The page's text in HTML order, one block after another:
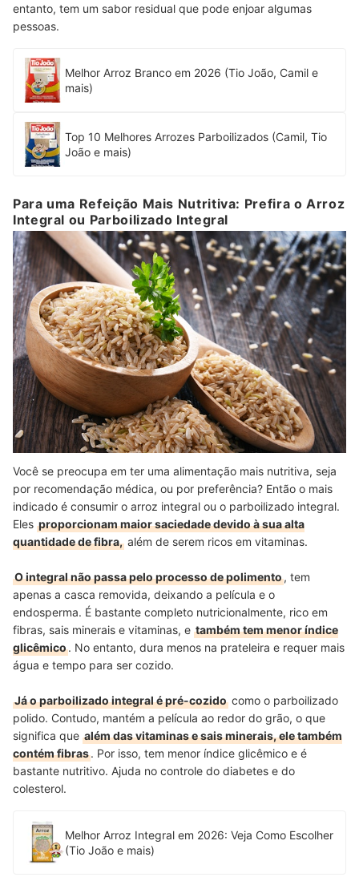
entanto, tem um sabor residual que pode enjoar algumas
pessoas.
Melhor Arroz Branco em 2026 (Tio João, Camil e
mais)
Top 10 Melhores Arrozes Parboilizados (Camil, Tio
João e mais)
Para uma Refeição Mais Nutritiva: Prefira o Arroz
Integral ou Parboilizado Integral
Você se preocupa em ter uma alimentação mais nutritiva, seja
por recomendação médica, ou por preferência? Então o mais
indicado é consumir o arroz integral ou o parboilizado integral.
Eles proporcionam maior saciedade devido à sua alta
quantidade de fibra, além de serem ricos em vitaminas.
O integral não passa pelo processo de polimento, tem
apenas a casca removida, deixando a película e o
endosperma. É bastante completo nutricionalmente, rico em
fibras, sais minerais e vitaminas, e também tem menor índice
glicêmico. No entanto, dura menos na prateleira e requer mais
água e tempo para ser cozido.
Já o parboilizado integral é pré-cozido como o parboilizado
polido. Contudo, mantém a película ao redor do grão, o que
significa que além das vitaminas e sais minerais, ele também
contém fibras. Por isso, tem menor índice glicêmico e é
bastante nutritivo. Ajuda no controle do diabetes e do
colesterol.
Melhor Arroz Integral em 2026: Veja Como Escolher
(Tio João e mais)